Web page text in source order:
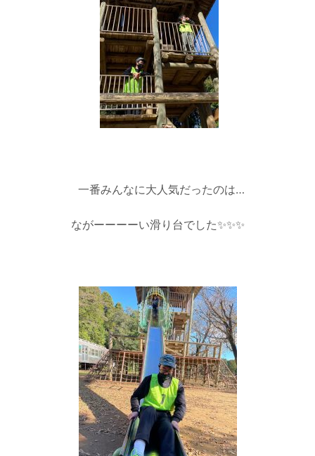
一番みんなに大人気だったのは…
ながーーーーい滑り台でした✨✨✨